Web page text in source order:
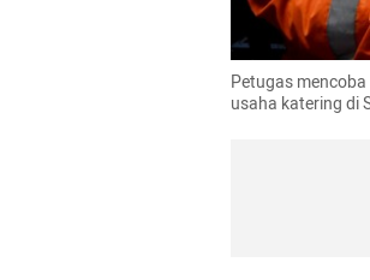
Petugas
usaha katering di